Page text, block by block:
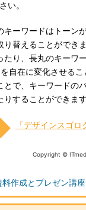
い。
ーワードはトーン
り替えることができ
たり、長丸のキーワ
自在に変化させるこ
とで、キーワードの
することができます
「デザインスゴ
Copyright ©
作成とプレゼン講